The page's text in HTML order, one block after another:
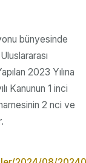
bünyesinde
2023 Yılına
Kanunun 1 inci
2 nci ve